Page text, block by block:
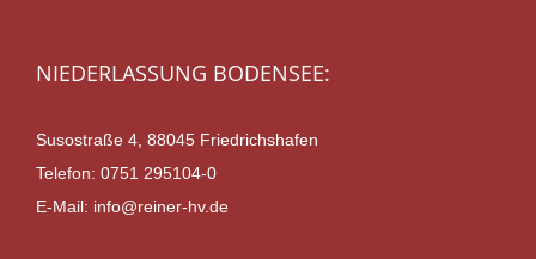
NIEDERLASSUNG BODENSEE:
Susostraße 4, 88045 Friedrichshafen
Telefon: 0751 295104-0
E-Mail: info@reiner-hv.de